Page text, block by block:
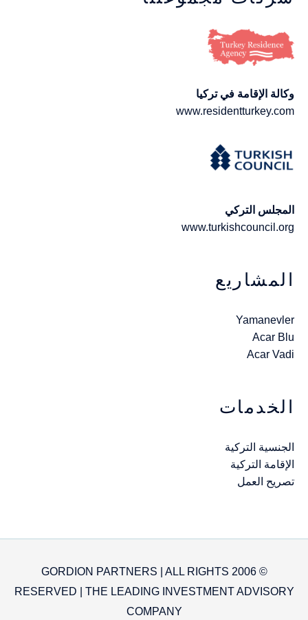
وكالة الإقامة في تركيا
www.residentturkey.com
المجلس التركي
www.turkishcouncil.org
المشاريع
Yamanevler
Acar Blu
Acar Vadi
الخدمات
الجنسية التركية
الإقامة التركية
تصريح العمل
© 2006 GORDION PARTNERS | ALL RIGHTS
RESERVED | THE LEADING INVESTMENT ADVISORY
COMPANY